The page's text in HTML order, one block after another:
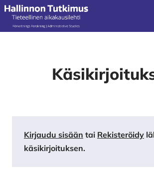
Alkuun
Kirjaudu sisään tai Rekisteröidy
käsikirjoituksen.